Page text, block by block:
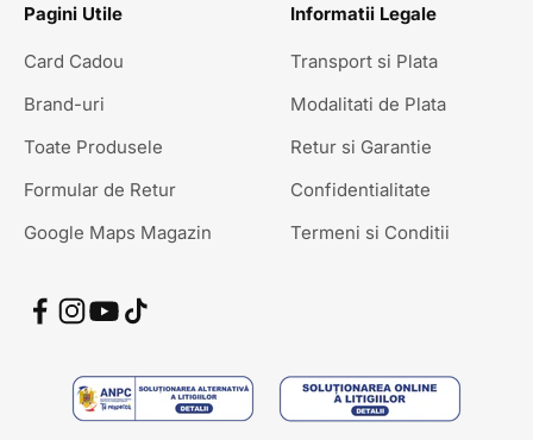
Pagini Utile
Card Cadou
Brand-uri
Toate Produsele
Formular de Retur
Google Maps Magazin
Informatii Legale
Transport si Plata
Modalitati de Plata
Retur si Garantie
Confidentialitate
Termeni si Conditii